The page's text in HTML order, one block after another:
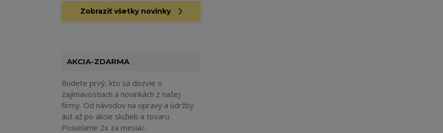
Zobraziť všetky novinky
AKCIA-ZDARMA
Budete prvý, kto sa dozvie o
zajímavostiach a novinkách z našej
firmy. Od návodov na opravy a údržby
áut až po akcie služieb a tovaru.
Posielame 2x za mesiac.